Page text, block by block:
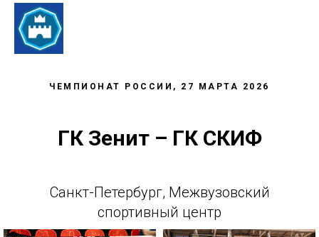
ЧЕМПИОНАТ РОССИИ, 27 МАРТА 2026
ГК Зенит – ГК СКИФ
Санкт-Петербург, Межвузовский
спортивный центр